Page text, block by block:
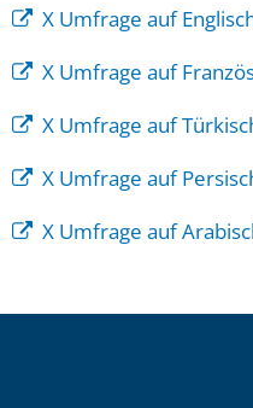
X Umfrage auf
X Umfrage auf
X Umfrage auf
X Umfrage auf
X Umfrage auf